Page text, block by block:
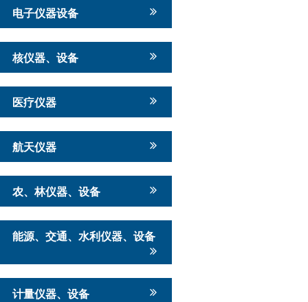
电子仪器设备
核仪器、设备
医疗仪器
航天仪器
农、林仪器、设备
能源、交通、水利仪器、设备
计量仪器、设备